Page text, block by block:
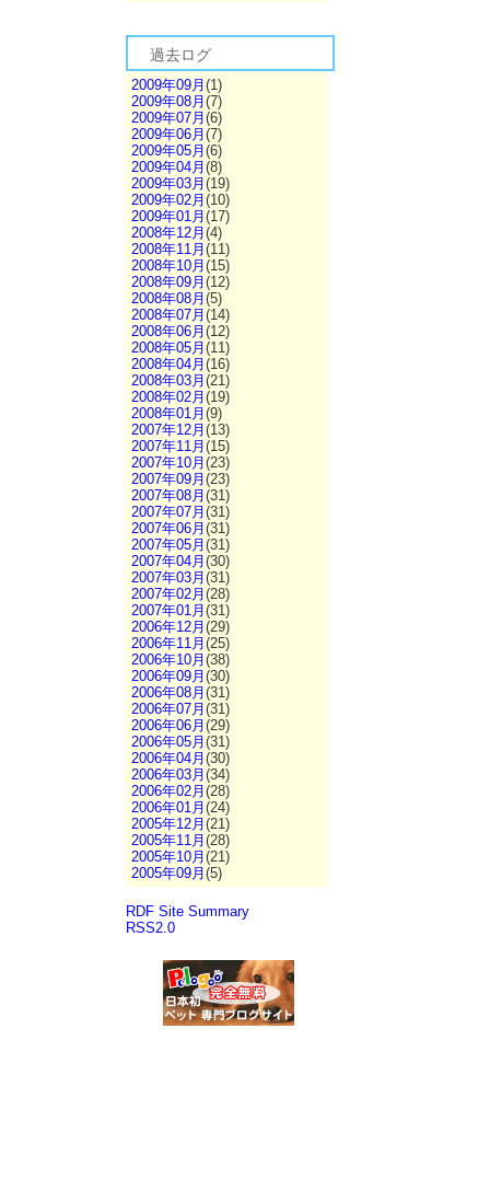
過去ログ
2009年09月 (1)
2009年08月 (7)
2009年07月 (6)
2009年06月 (7)
2009年05月 (6)
2009年04月 (8)
2009年03月 (19)
2009年02月 (10)
2009年01月 (17)
2008年12月 (4)
2008年11月 (11)
2008年10月 (15)
2008年09月 (12)
2008年08月 (5)
2008年07月 (14)
2008年06月 (12)
2008年05月 (11)
2008年04月 (16)
2008年03月 (21)
2008年02月 (19)
2008年01月 (9)
2007年12月 (13)
2007年11月 (15)
2007年10月 (23)
2007年09月 (23)
2007年08月 (31)
2007年07月 (31)
2007年06月 (31)
2007年05月 (31)
2007年04月 (30)
2007年03月 (31)
2007年02月 (28)
2007年01月 (31)
2006年12月 (29)
2006年11月 (25)
2006年10月 (38)
2006年09月 (30)
2006年08月 (31)
2006年07月 (31)
2006年06月 (29)
2006年05月 (31)
2006年04月 (30)
2006年03月 (34)
2006年02月 (28)
2006年01月 (24)
2005年12月 (21)
2005年11月 (28)
2005年10月 (21)
2005年09月 (5)
RDF Site Summary
RSS2.0